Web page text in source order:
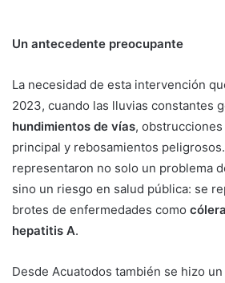
Un antecedente preocupante
La necesidad de esta intervención
2023, cuando las lluvias constantes
hundimientos de vías,
principal y rebosamientos
representaron no solo un problema
sino un riesgo en salud pública: se
brotes de enfermedades como
hepatitis A.
Desde Acuatodos también se hizo